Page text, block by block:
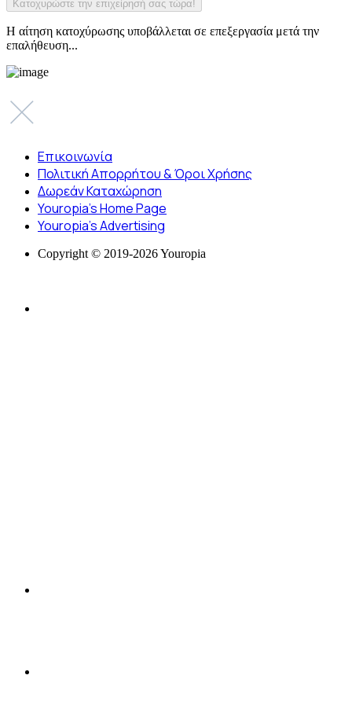
Η αίτηση κατοχύρωσης υποβάλλεται σε επεξεργασία μετά την
επαλήθευση...
Επικοινωνία
Πολιτική Απορρήτου & Όροι Χρήσης
Δωρεάν Καταχώρηση
Youropia’s Home Page
Youropia’s Advertising
Copyright © 2019-2026 Youropia